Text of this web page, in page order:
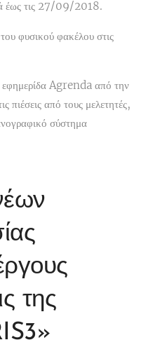
έως τις 27/09/2018.
φυσικού φακέλου στις
εφημερίδα Agrenda από την
πιέσεις από τους μελετητές,
σύστημα
της